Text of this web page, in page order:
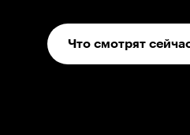
Что смотрят